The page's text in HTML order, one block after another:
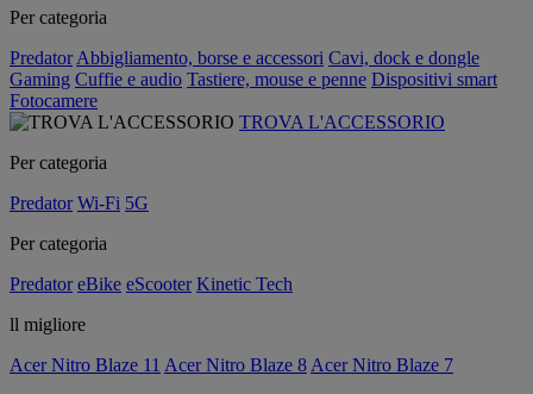
Per categoria
Predator Abbigliamento, borse e accessori Cavi, dock e dongle
Gaming Cuffie e audio Tastiere, mouse e penne Dispositivi smart
Fotocamere
TROVA L'ACCESSORIO
Per categoria
Predator Wi-Fi 5G
Per categoria
Predator eBike eScooter Kinetic Tech
ll migliore
Acer Nitro Blaze 11 Acer Nitro Blaze 8 Acer Nitro Blaze 7